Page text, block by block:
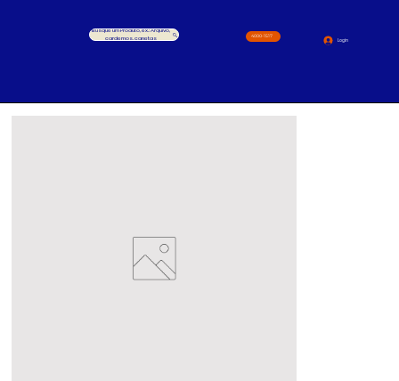
Busque um Produto, ex.: Arquivo,
cardernos, canetas
4000-1517
Login